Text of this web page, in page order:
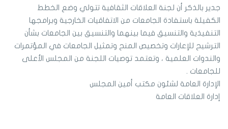
جدير بالذكر أن لجنة العلاقات الثقافية تتولي وضع الخطط
الكفيلة باستفادة الجامعات من الاتفاقيات الخارجية وبرامجها
التنفيذية والتنسيق فيما بينهما والتنسيق بين الجامعات بشأن
الترشيح للإعارات وتخصيص المنح وتمثيل الجامعات في المؤتمرات
والندوات العلمية ، وتعتمد توصيات اللجنة من المجلس الأعلى
للجامعات .
الإدارة العامة لشئون مكتب أمين المجلس
إدارة العلاقات العامة